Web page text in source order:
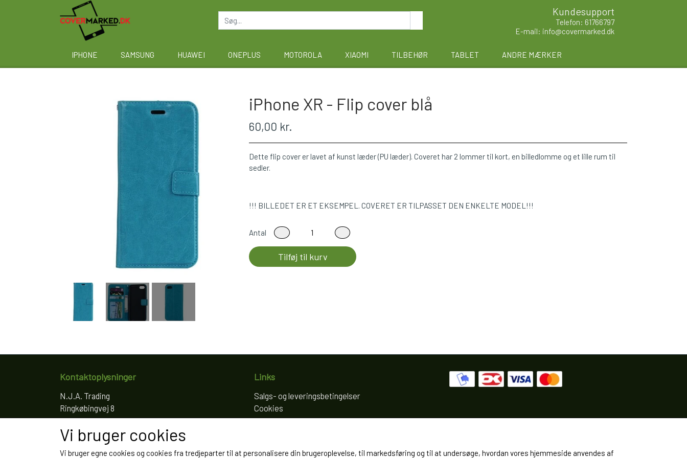
Kundesupport
Telefon: 61766797
E-mail: info@covermarked.dk
IPHONE SAMSUNG HUAWEI ONEPLUS MOTOROLA XIAOMI TILBEHØR TABLET ANDRE MÆRKER
iPhone XR - Flip cover blå
60,00 kr.
Dette flip cover er lavet af kunst læder (PU læder). Coveret har 2 lommer til kort, en billedlomme og et lille rum til
sedler.
!!! BILLEDET ER ET EKSEMPEL. COVERET ER TILPASSET DEN ENKELTE MODEL!!!
Antal
Tilføj til kurv
Kontaktoplysninger
N.J.A. Trading
Ringkøbingvej 8
4200 Slagelse
Telefon: 61766797
CVR: 35022155
Links
Salgs- og leveringsbetingelser
Cookies
Fortrydelse og reklamation
Vi bruger cookies
Vi bruger egne cookies og cookies fra tredjeparter til at personalisere din brugeroplevelse, til markedsføring og til at undersøge, hvordan vores hjemmeside anvendes af